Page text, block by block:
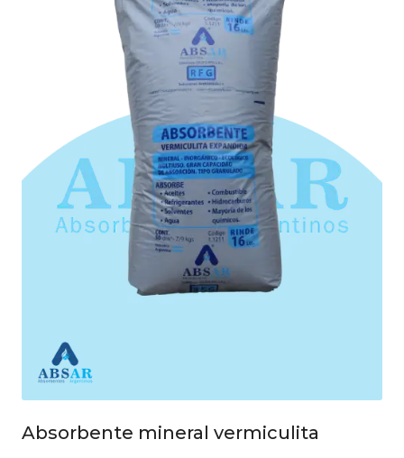
Absorbente mineral vermiculita